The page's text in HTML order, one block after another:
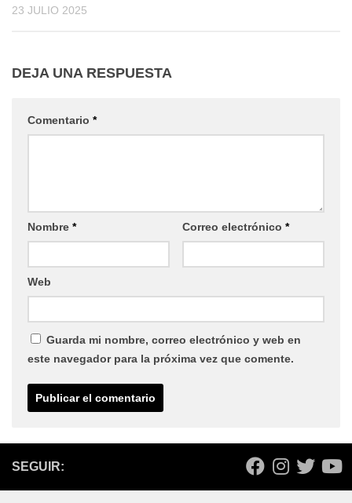
23 JULIO 2025
DEJA UNA RESPUESTA
Comentario *
Nombre * Correo electrónico *
Web
Guarda mi nombre, correo electrónico y web en
este navegador para la próxima vez que comente.
SEGUIR: